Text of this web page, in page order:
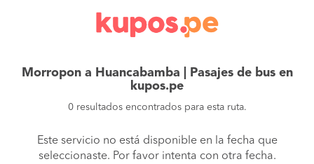
Morropon a Huancabamba | Pasajes de bus en
kupos.pe
0 resultados encontrados para esta ruta.
Este servicio no está disponible en la fecha que
seleccionaste. Por favor intenta con otra fecha.